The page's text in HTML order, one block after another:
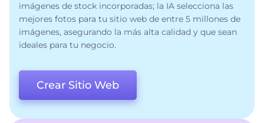
imágenes de stock incorporadas; la IA selecciona las
mejores fotos para tu sitio web de entre 5 millones de
imágenes, asegurando la más alta calidad y que sean
ideales para tu negocio.
Crear Sitio Web